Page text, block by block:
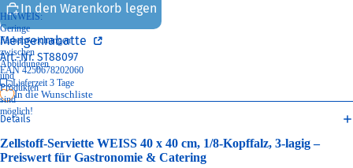
HINWEIS:
Geringe
Farbabweichungen
zwischen
Abbildungen
und
Produkten
sind
möglich!
In den Warenkorb legen
Mengenrabatte
Art.-Nr.ST88097
EAN 4250678202060
Lieferzeit 3 Tage
In die Wunschliste
Details
Zellstoff-Serviette WEISS 40 x 40 cm, 1/8-Kopffalz, 3-lagig –
Preiswert für Gastronomie & Catering